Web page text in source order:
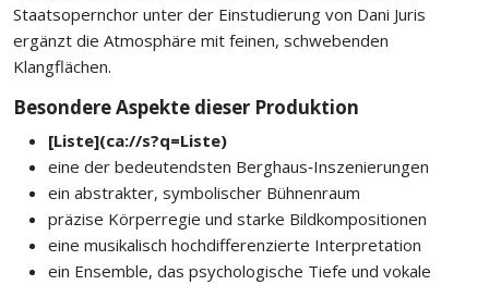
Staatsopernchor unter der Einstudierung von Dani Juris
ergänzt die Atmosphäre mit feinen, schwebenden
Klangflächen.
Besondere Aspekte dieser Produktion
[Liste](ca://s?q=Liste)
eine der bedeutendsten Berghaus‑Inszenierungen
ein abstrakter, symbolischer Bühnenraum
präzise Körperregie und starke Bildkompositionen
eine musikalisch hochdifferenzierte Interpretation
ein Ensemble, das psychologische Tiefe und vokale